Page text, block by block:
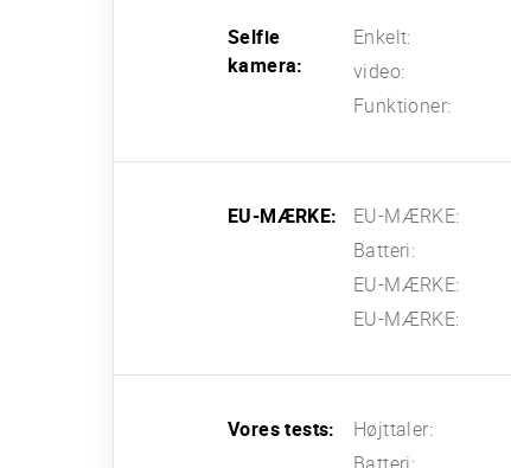
Selfie
kamera:
Enkelt:
video:
Funktioner:
EU-MÆRKE: EU-MÆRKE:
Batteri:
EU-MÆRKE:
EU-MÆRKE:
Vores tests: Højttaler: